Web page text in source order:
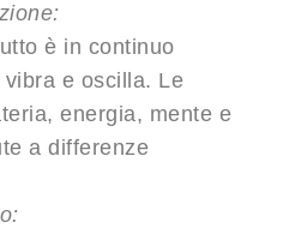
è in continuo
e oscilla. Le
energia, mente e
a differenze